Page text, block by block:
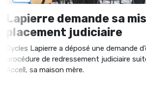
Lapierre demande sa
placement judiciaire
Cycles Lapierre a déposé une demande
procédure de redressement judiciaire
Accell, sa maison mère.